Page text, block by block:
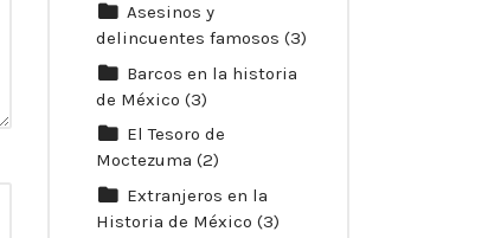
Asesinos y
delincuentes famosos (3)
Barcos en la historia
de México (3)
El Tesoro de
Moctezuma (2)
Extranjeros en la
Historia de México (3)